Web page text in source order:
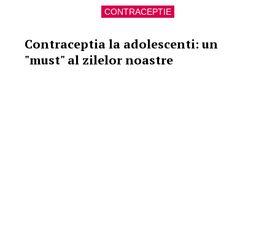
CONTRACEPTIE
Contraceptia la adolescenti: un
"must" al zilelor noastre